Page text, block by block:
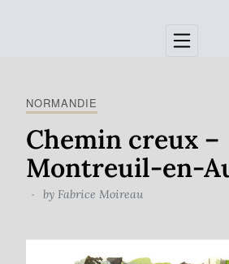
NORMANDIE
Chemin creux –
Montreuil-en-
by Fabrice Moireau